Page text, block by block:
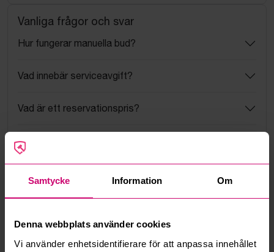
Samtycke Information Om
Denna webbplats använder cookies
Vi använder enhetsidentifierare för att anpassa innehållet
Vanliga frågor och svar
Hur fungerar manuella bud?
Vad innebär serviceavgift?
Vad är ett reservationspris?
Hur fungerar maxbud?
Kan ni frakta mina vunna objekt?